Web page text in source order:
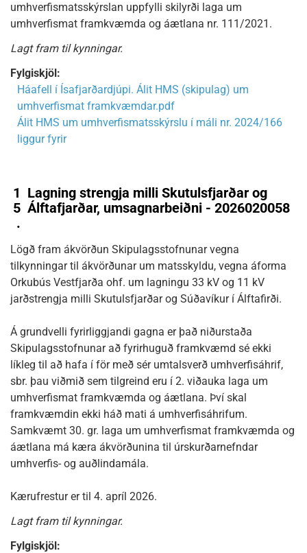
umhverfismatsskýrslan uppfylli skilyrði laga um
umhverfismat framkvæmda og áætlana nr. 111/2021.
Lagt fram til kynningar.
Fylgiskjöl:
Háafell í Ísafjarðardjúpi. Álit HMS (skipulag) um
umhverfismat framkvæmdar.pdf
Álit HMS um umhverfismatsskýrslu í máli nr. 2024/166
liggur fyrir
1
5
.
Lagning strengja milli Skutulsfjarðar og
Álftafjarðar, umsagnarbeiðni - 2026020058
Lögð fram ákvörðun Skipulagsstofnunar vegna
tilkynningar til ákvörðunar um matsskyldu, vegna áforma
Orkubús Vestfjarða ohf. um lagningu 33 kV og 11 kV
jarðstrengja milli Skutulsfjarðar og Súðavíkur í Álftafirði.
Á grundvelli fyrirliggjandi gagna er það niðurstaða
Skipulagsstofnunar að fyrirhuguð framkvæmd sé ekki
líkleg til að hafa í för með sér umtalsverð umhverfisáhrif,
sbr. þau viðmið sem tilgreind eru í 2. viðauka laga um
umhverfismat framkvæmda og áætlana. Því skal
framkvæmdin ekki háð mati á umhverfisáhrifum.
Samkvæmt 30. gr. laga um umhverfismat framkvæmda og
áætlana má kæra ákvörðunina til úrskurðarnefndar
umhverfis- og auðlindamála.
Kærufrestur er til 4. apríl 2026.
Lagt fram til kynningar.
Fylgiskjöl: